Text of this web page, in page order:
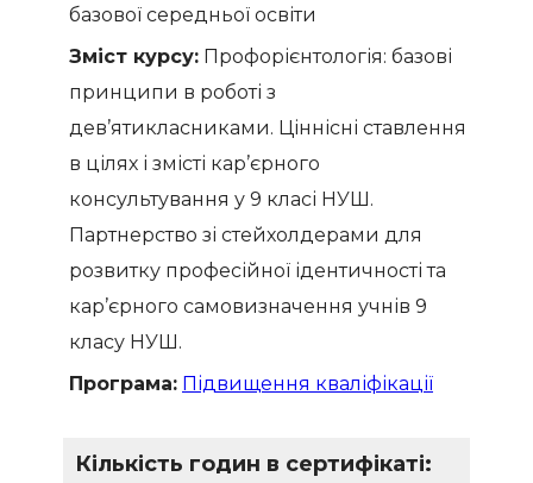
базової середньої освіти
Зміст курсу: Профорієнтологія: базові
принципи в роботі з
дев’ятикласниками. Ціннісні ставлення
в цілях і змісті кар’єрного
консультування у 9 класі НУШ.
Партнерство зі стейхолдерами для
розвитку професійної ідентичності та
кар’єрного самовизначення учнів 9
класу НУШ.
Програма: Підвищення кваліфікації
Кількість годин в сертифікаті: